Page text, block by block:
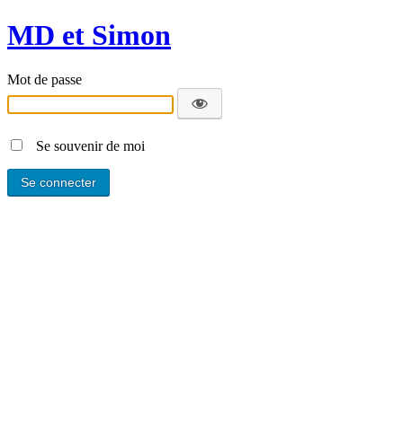
MD et Simon
Mot de passe
Se souvenir de moi